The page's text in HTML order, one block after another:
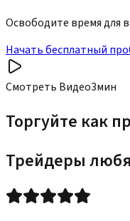
Освободите время для
Начать бесплатный
Смотреть Видео3мин
Торгуйте как
Трейдеры